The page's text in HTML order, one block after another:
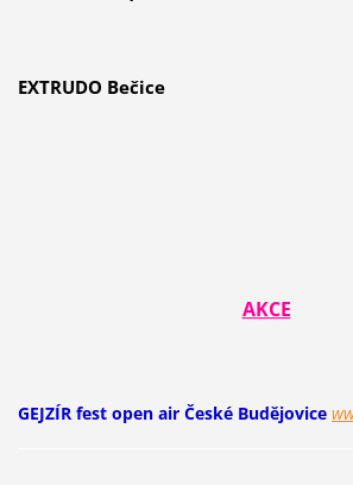
EXTRUDO Bečice
AKCE
GEJZÍR fest open air České Budějovice